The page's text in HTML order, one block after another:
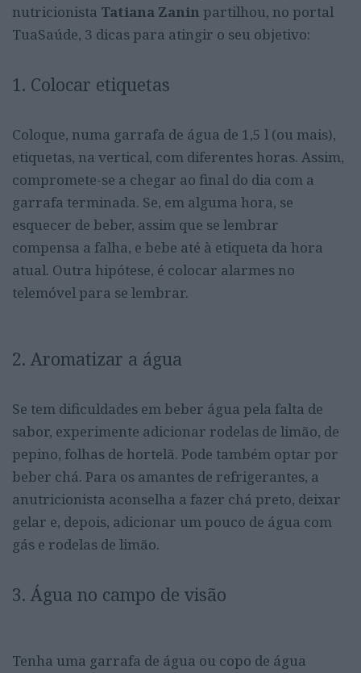
nutricionista Tatiana Zanin partilhou, no portal
TuaSaúde, 3 dicas para atingir o seu objetivo:
1. Colocar etiquetas
Coloque, numa garrafa de água de 1,5 l (ou mais),
etiquetas, na vertical, com diferentes horas. Assim,
compromete-se a chegar ao final do dia com a
garrafa terminada. Se, em alguma hora, se
esquecer de beber, assim que se lembrar
compensa a falha, e bebe até à etiqueta da hora
atual. Outra hipótese, é colocar alarmes no
telemóvel para se lembrar.
2. Aromatizar a água
Se tem dificuldades em beber água pela falta de
sabor, experimente adicionar rodelas de limão, de
pepino, folhas de hortelã. Pode também optar por
beber chá. Para os amantes de refrigerantes, a
anutricionista aconselha a fazer chá preto, deixar
gelar e, depois, adicionar um pouco de água com
gás e rodelas de limão.
3. Água no campo de visão
Tenha uma garrafa de água ou copo de água